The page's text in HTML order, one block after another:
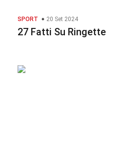
SPORT 20 Set 2024
27 Fatti Su Ringette